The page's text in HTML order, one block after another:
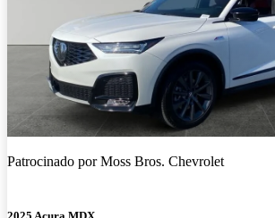
Patrocinado porMoss Bros. Chevrolet